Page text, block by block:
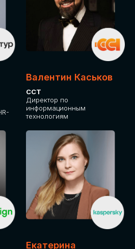
Валентин Каськов
ССТ
Директор по
информационным
технологиям
Екатерина
ЛИЦА
БИЛЕТ